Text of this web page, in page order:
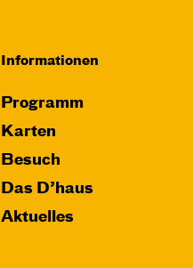
Informationen
Programm
Karten
Besuch
Das D’haus
Aktuelles